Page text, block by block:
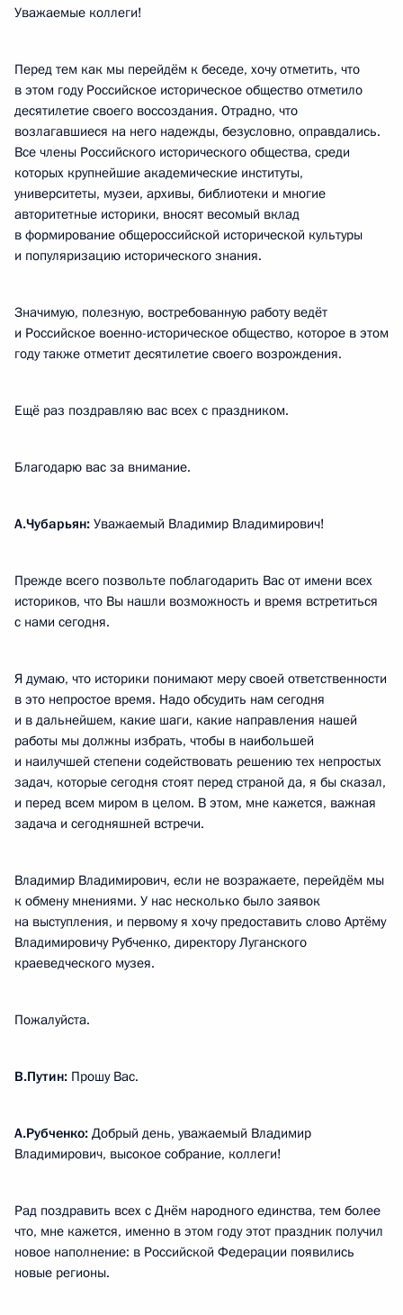
Уважаемые коллеги!
Перед тем как мы перейдём к беседе, хочу отметить, что
в этом году Российское историческое общество отметило
десятилетие своего воссоздания. Отрадно, что
возлагавшиеся на него надежды, безусловно, оправдались.
Все члены Российского исторического общества, среди
которых крупнейшие академические институты,
университеты, музеи, архивы, библиотеки и многие
авторитетные историки, вносят весомый вклад
в формирование общероссийской исторической культуры
и популяризацию исторического знания.
Значимую, полезную, востребованную работу ведёт
и Российское военно-историческое общество, которое в этом
году также отметит десятилетие своего возрождения.
Ещё раз поздравляю вас всех с праздником.
Благодарю вас за внимание.
А.Чубарьян: Уважаемый Владимир Владимирович!
Прежде всего позвольте поблагодарить Вас от имени всех
историков, что Вы нашли возможность и время встретиться
с нами сегодня.
Я думаю, что историки понимают меру своей ответственности
в это непростое время. Надо обсудить нам сегодня
и в дальнейшем, какие шаги, какие направления нашей
работы мы должны избрать, чтобы в наибольшей
и наилучшей степени содействовать решению тех непростых
задач, которые сегодня стоят перед страной да, я бы сказал,
и перед всем миром в целом. В этом, мне кажется, важная
задача и сегодняшней встречи.
Владимир Владимирович, если не возражаете, перейдём мы
к обмену мнениями. У нас несколько было заявок
на выступления, и первому я хочу предоставить слово Артёму
Владимировичу Рубченко, директору Луганского
краеведческого музея.
Пожалуйста.
В.Путин: Прошу Вас.
А.Рубченко: Добрый день, уважаемый Владимир
Владимирович, высокое собрание, коллеги!
Рад поздравить всех с Днём народного единства, тем более
что, мне кажется, именно в этом году этот праздник получил
новое наполнение: в Российской Федерации появились
новые регионы.